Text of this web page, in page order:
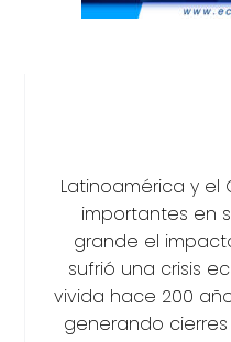
Latinoamérica y el
importantes en
grande el
sufrió una crisis
vivida hace 200
generando